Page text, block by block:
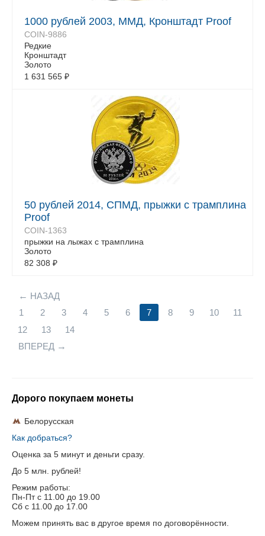
1000 рублей 2003, ММД, Кронштадт Proof
COIN-9886
Редкие
Кронштадт
Золото
1 631 565 ₽
50 рублей 2014, СПМД, прыжки с трамплина
Proof
COIN-1363
прыжки на лыжах с трамплина
Золото
82 308 ₽
НАЗАД
1
2 3 4 5 6 7 8 9 10
11
12
13
14
ВПЕРЕД
Дорого покупаем монеты
Белорусская
Как добраться?
Оценка за 5 минут и деньги сразу.
До 5 млн. рублей!
Режим работы:
Пн-Пт c 11.00 до 19.00
Сб с 11.00 до 17.00
Можем принять вас в другое время по договорённости.